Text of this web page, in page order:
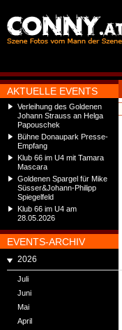
AKTUELLE EVENTS
Verleihung des Goldenen
Johann Strauss an Helga
Papouschek
Bühne Donaupark Presse-
Empfang
Klub 66 im U4 mit Tamara
Mascara
Goldenen Spargel für Mike
Süsser&Johann-Philipp
Spiegelfeld
Klub 66 im U4 am
28.05.2026
EVENTS-ARCHIV
2026
Juli
Juni
Mai
April